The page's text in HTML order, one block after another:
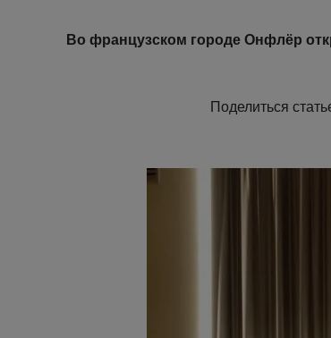
Во французском городе Онфлёр
Поделиться